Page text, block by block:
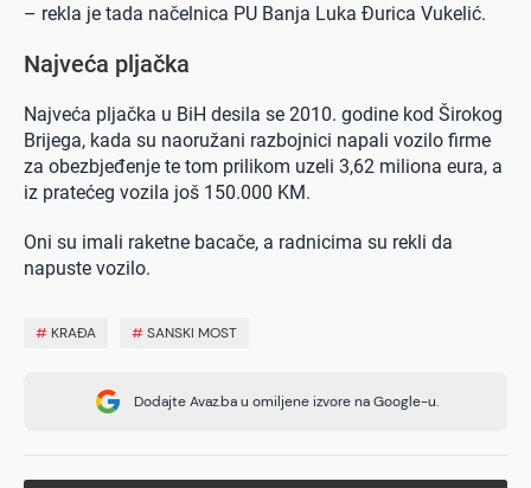
– rekla je tada načelnica PU Banja Luka Đurica Vukelić.
Najveća pljačka
Najveća pljačka u BiH desila se 2010. godine kod Širokog
Brijega, kada su naoružani razbojnici napali vozilo firme
za obezbjeđenje te tom prilikom uzeli 3,62 miliona eura, a
iz pratećeg vozila još 150.000 KM.
Oni su imali raketne bacače, a radnicima su rekli da
napuste vozilo.
# KRAĐA #SANSKI MOST
Dodajte Avaz.ba u omiljene izvore na Google-u.